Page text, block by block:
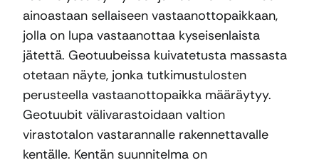
ainoastaan sellaiseen vastaanottopaikkaan,
jolla on lupa vastaanottaa kyseisenlaista
jätettä. Geotuubeissa kuivatetusta massasta
otetaan näyte, jonka tutkimustulosten
perusteella vastaanottopaikka määräytyy.
Geotuubit välivarastoidaan valtion
virastotalon vastarannalle rakennettavalle
kentälle. Kentän suunnitelma on